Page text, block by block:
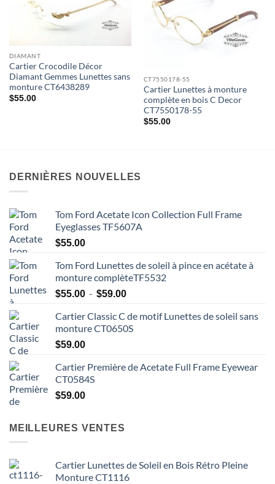
DIAMANT
Cartier Crocodile Décor
Diamant Gemmes Lunettes sans
monture CT6438289
$55.00
CT7550178-55
Cartier Lunettes à monture
complète en bois C Decor
CT7550178-55
$55.00
DERNIÈRES NOUVELLES
Tom Ford Acetate Icon Collection Full Frame
Eyeglasses TF5607A
$55.00
Tom Ford Lunettes de soleil à pince en acétate à
monture complèteTF5532
$55.00 - $59.00Plage
prix
:
$59.00
Cartier Classic C de motif Lunettes de soleil sans
monture CT0650S
$59.00
Cartier Première de Acetate Full Frame Eyewear
CT0584S
$59.00
MEILLEURES VENTES
Cartier Lunettes de Soleil en Bois Rétro Pleine
Monture CT1116